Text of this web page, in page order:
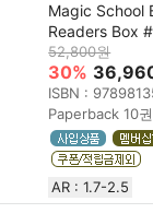
Magic School
Readers Box
52,800원
30%
ISBN :
Paperback 10
AR : 1.7-2.5